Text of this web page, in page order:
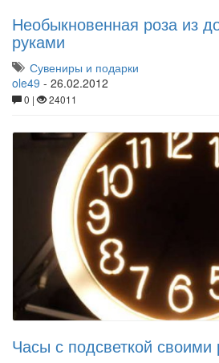
Необыкновенная роза из
руками
Сувениры и подарки
ole49 - 26.02.2012
0 | 24011
Часы с подсветкой своими